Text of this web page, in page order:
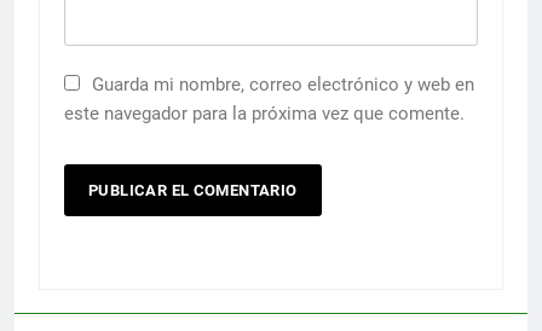
Guarda mi nombre, correo electrónico y web en
este navegador para la próxima vez que comente.